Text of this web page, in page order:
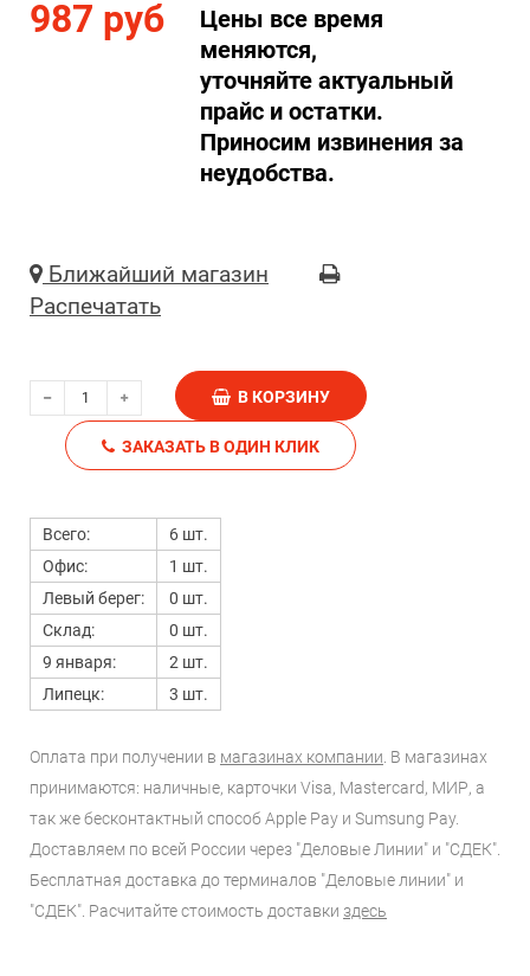
987 руб
Цены все время
меняются,
уточняйте актуальный
прайс и остатки.
Приносим извинения за
неудобства.
Ближайший магазин
Распечатать
В КОРЗИНУ
ЗАКАЗАТЬ В ОДИН КЛИК
Всего:
6 шт.
Офис:
1 шт.
Левый берег:
0 шт.
Склад:
0 шт.
9 января:
2 шт.
Липецк:
3 шт.
Оплата при получении в магазинах компании . В магазинах
принимаются: наличные, карточки Visa, Mastercard, МИР, а
так же бесконтактный способ Apple Pay и Sumsung Pay.
Доставляем по всей России через "Деловые Линии" и "СДЕК".
Бесплатная доставка до терминалов "Деловые линии" и
"СДЕК". Расчитайте стоимость доставки здесь